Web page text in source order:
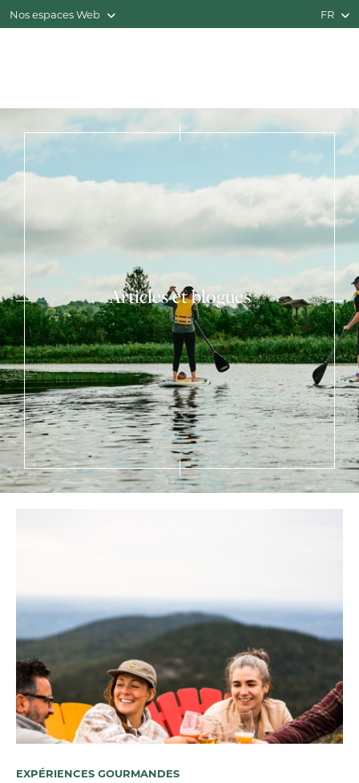
Nos espaces Web FR
Articles et blogues
EXPÉRIENCES GOURMANDES